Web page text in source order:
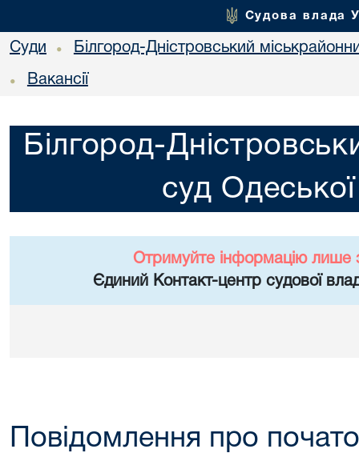
Судова влада
Суди • Білгород-Дністровський
• Вакансії
Білгород-
суд Одеської
Отримуйте інформацію лише
Єдиний Контакт-центр судової
Повідомлення про